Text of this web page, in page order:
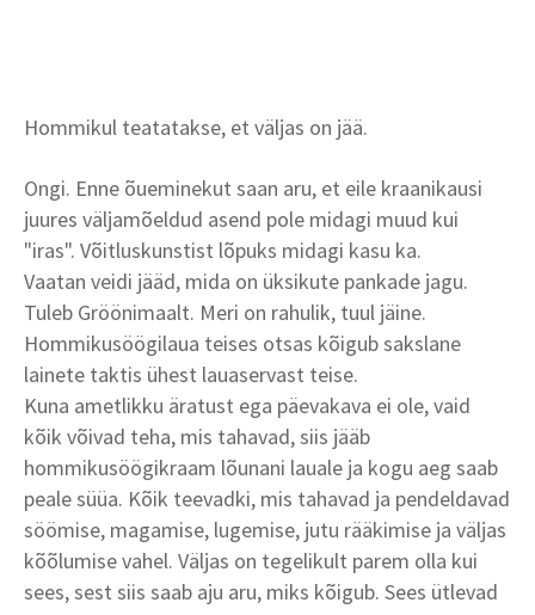
Hommikul teatatakse, et väljas on jää.
Ongi. Enne õueminekut saan aru, et eile kraanikausi
juures väljamõeldud asend pole midagi muud kui
"iras". Võitluskunstist lõpuks midagi kasu ka.
Vaatan veidi jääd, mida on üksikute pankade jagu.
Tuleb Gröönimaalt. Meri on rahulik, tuul jäine.
Hommikusöögilaua teises otsas kõigub sakslane
lainete taktis ühest lauaservast teise.
Kuna ametlikku äratust ega päevakava ei ole, vaid
kõik võivad teha, mis tahavad, siis jääb
hommikusöögikraam lõunani lauale ja kogu aeg saab
peale süüa. Kõik teevadki, mis tahavad ja pendeldavad
söömise, magamise, lugemise, jutu rääkimise ja väljas
kõõlumise vahel. Väljas on tegelikult parem olla kui
sees, sest siis saab aju aru, miks kõigub. Sees ütlevad